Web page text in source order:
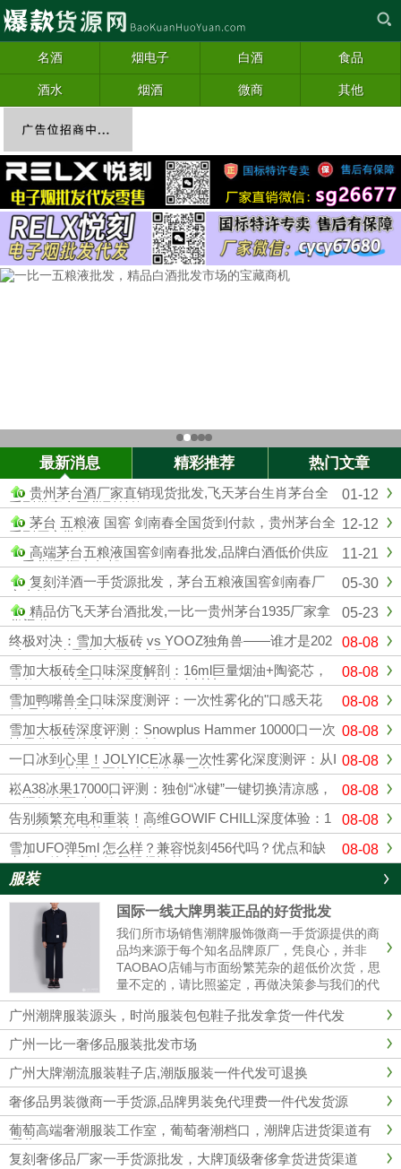
名酒 烟电子 白酒 食品
酒水 烟酒 微商 其他
最新消息 精彩推荐 热门文章
01-12
贵州茅台酒厂家直销现货批发,飞天茅台生肖茅台全
系列供应全国货到付款
12-12
茅台 五粮液 国窖 剑南春全国货到付款，贵州茅台全
系列厂家批发
11-21
高端茅台五粮液国窖剑南春批发,品牌白酒低价供应
一手货源 顺丰包邮
05-30
复刻洋酒一手货源批发，茅台五粮液国窖剑南春厂
家直销
05-23
精品仿飞天茅台酒批发,一比一贵州茅台1935厂家拿
货渠道
08-08
终极对决：雪加大板砖 vs YOOZ独角兽——谁才是202
6年一次性雾化的“万口之王”？
08-08
雪加大板砖全口味深度解剖：16ml巨量烟油+陶瓷芯，
这款“一次性天花板”到底凭什么封神？
08-08
雪加鸭嘴兽全口味深度测评：一次性雾化的"口感天花
板"是如何炼成的？
08-08
雪加大板砖深度评测：Snowplus Hammer 10000口一次
性雾化的硬核实力全解析
08-08
一口冰到心里！JOLYICE冰暴一次性雾化深度测评：从I
CEMAX到"冰暴正统"的进化与重构
08-08
崧A38冰果17000口评测：独创“冰键”一键切换清凉感，
一瓶体验两种口味！
08-08
告别频繁充电和重装！高维GOWIF CHILL深度体验：1
8000超长续航能坚持多久？
08-08
雪加UFO弹5ml 怎么样？兼容悦刻456代吗？优点和缺
点在一篇文章中解释得很清楚
服装
国际一线大牌男装正品的好货批发
我们所市场销售潮牌服饰微商一手货源提供的商
品均来源于每个知名品牌原厂，凭良心，并非
TAOBAO店铺与市面纷繁芜杂的超低价次货，思
量不定的，请比照鉴定，再做决策参与我们的代
理商。 我们的服装不管做工、用材，原产地都是
和淘宝店铺的衣服彻底不同的，所以本质没有对
比性，也完全没必要性比较......
广州潮牌服装源头，时尚服装包包鞋子批发拿货一件代发
广州一比一奢侈品服装批发市场
广州大牌潮流服装鞋子店,潮版服装一件代发可退换
奢侈品男装微商一手货源,品牌男装免代理费一件代发货源
葡萄高端奢潮服装工作室，葡萄奢潮档口，潮牌店进货渠道有
哪些？
复刻奢侈品厂家一手货源批发，大牌顶级奢侈拿货进货渠道